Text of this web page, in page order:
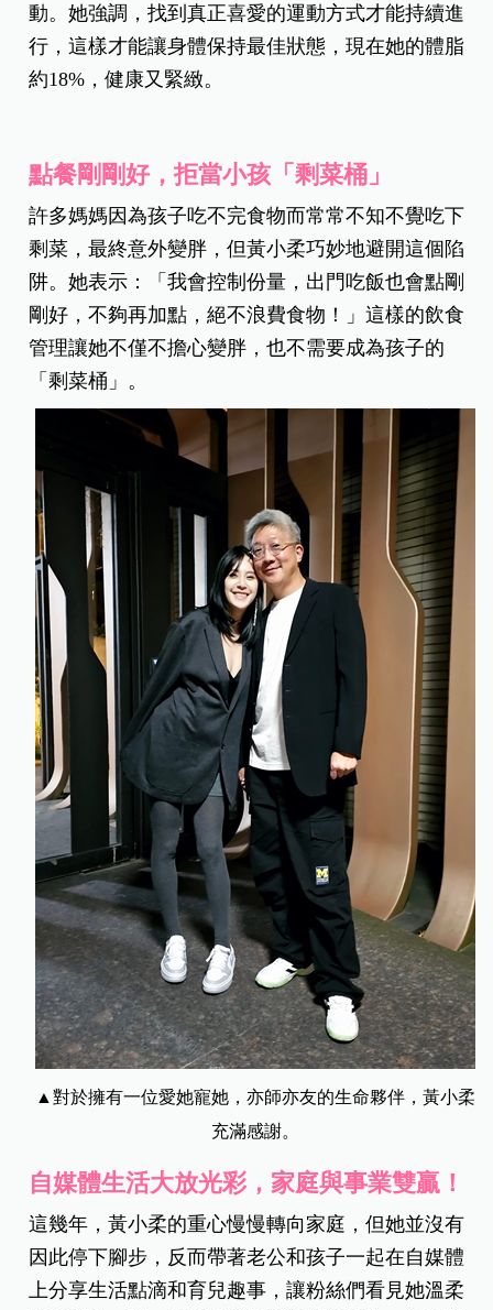
動。她強調，找到真正喜愛的運動方式才能持續進
行，這樣才能讓身體保持最佳狀態，現在她的體脂
約18%，健康又緊緻。
點餐剛剛好，拒當小孩「剩菜桶」
許多媽媽因為孩子吃不完食物而常常不知不覺吃下
剩菜，最終意外變胖，但黃小柔巧妙地避開這個陷
阱。她表示：「我會控制份量，出門吃飯也會點剛
剛好，不夠再加點，絕不浪費食物！」這樣的飲食
管理讓她不僅不擔心變胖，也不需要成為孩子的
「剩菜桶」。
▲對於擁有一位愛她寵她，亦師亦友的生命夥伴，黃小柔
充滿感謝。
自媒體生活大放光彩， 家庭與事業雙贏！
這幾年，黃小柔的重心慢慢轉向家庭，但她並沒有
因此停下腳步，反而帶著老公和孩子一起在自媒體
上分享生活點滴和育兒趣事，讓粉絲們看見她溫柔